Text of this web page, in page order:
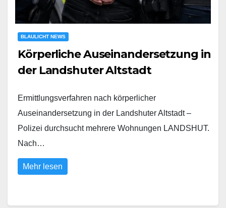
BLAULICHT NEWS
Körperliche Auseinandersetzung in
der Landshuter Altstadt
Ermittlungsverfahren nach körperlicher
Auseinandersetzung in der Landshuter Altstadt –
Polizei durchsucht mehrere Wohnungen LANDSHUT.
Nach…
Mehr lesen